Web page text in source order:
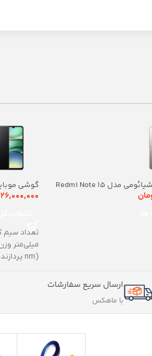
گوشی موبایل شیائومی مدل Redmi Note 15
ظرفیت 64 گیگابایت رم 3 گیگابایت
۲۶,۰۰۰,۰۰۰
nm) پردازنده ‌ی مرکزی Octa-core (2×1.8
ارسال سریع سفارشات
با ماهکس